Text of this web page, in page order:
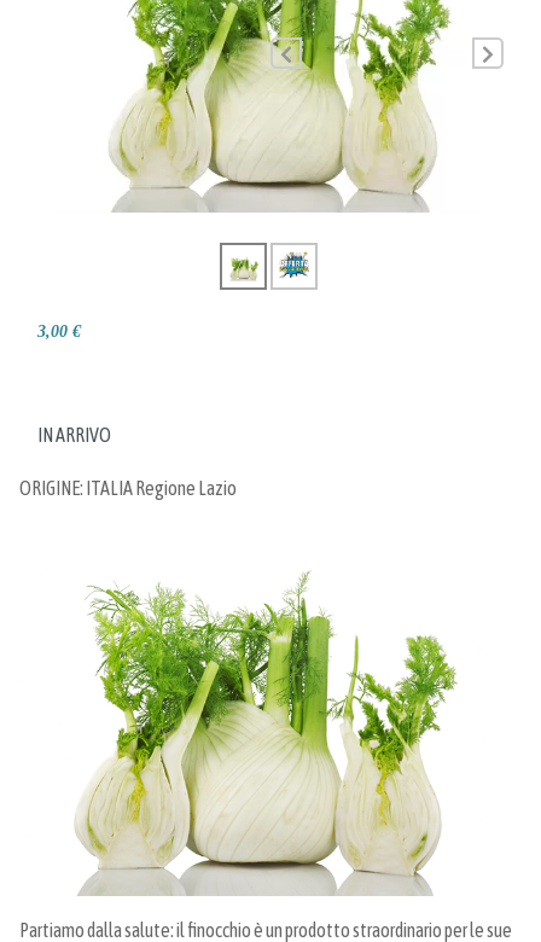
3,00 €
IN ARRIVO
ORIGINE: ITALIA Regione Lazio
Partiamo dalla salute: il finocchio è un prodotto straordinario per le sue